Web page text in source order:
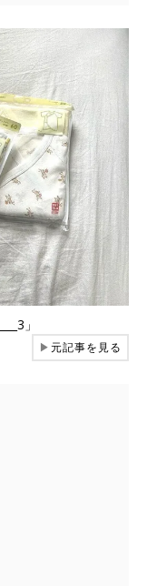
」
▶元記事を見る